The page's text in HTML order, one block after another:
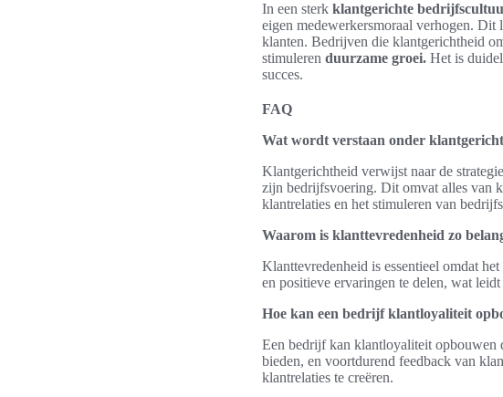
In een sterk klantgerichte
eigen medewerkersmoraal verhogen.
klanten. Bedrijven die klantgerichtheid
stimuleren duurzame groei. Het is
succes.
FAQ
Wat wordt verstaan onder
Klantgerichtheid verwijst naar de
zijn bedrijfsvoering. Dit omvat alles van
klantrelaties en het stimuleren van
Waarom is klanttevredenheid zo
Klanttevredenheid is essentieel omdat
en positieve ervaringen te delen, wat
Hoe kan een bedrijf klantloyaliteit
Een bedrijf kan klantloyaliteit opbouwen
bieden, en voortdurend feedback van
klantrelaties te creëren.